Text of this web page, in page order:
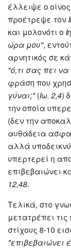
έλλειψε ο
προέτρεψε τον
και μολονότι ο
ώρα μου",
αρνητικός σε
"ό,τι σας πει
φράση που
γύναι;"(Ιω. 2,4)
την οποία
(δεν την
αυθάδεια
αλλά
υπερτερεί η
επιβεβαιώνει
12,48.
Τελικά, στο
μετατρέπει τις
στίχους 8-10
"επιβεβαιώνει